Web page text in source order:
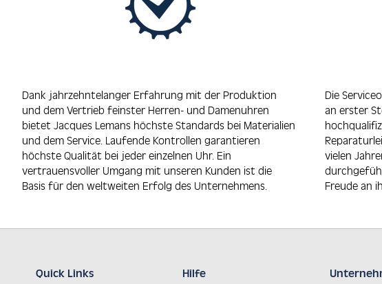
Dank jahrzehntelanger Erfahrung mit der Produktion
und dem Vertrieb feinster Herren- und Damenuhren
bietet Jacques Lemans höchste Standards bei Materialien
und dem Service. Laufende Kontrollen garantieren
höchste Qualität bei jeder einzelnen Uhr. Ein
vertrauensvoller Umgang mit unseren Kunden ist die
Basis für den weltweiten Erfolg des Unternehmens.
Die
an erster
vielen
Freude an
Quick Links Hilfe